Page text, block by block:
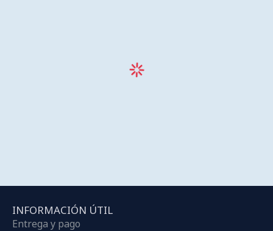
INFORMACIÓN ÚTIL
Entrega y pago